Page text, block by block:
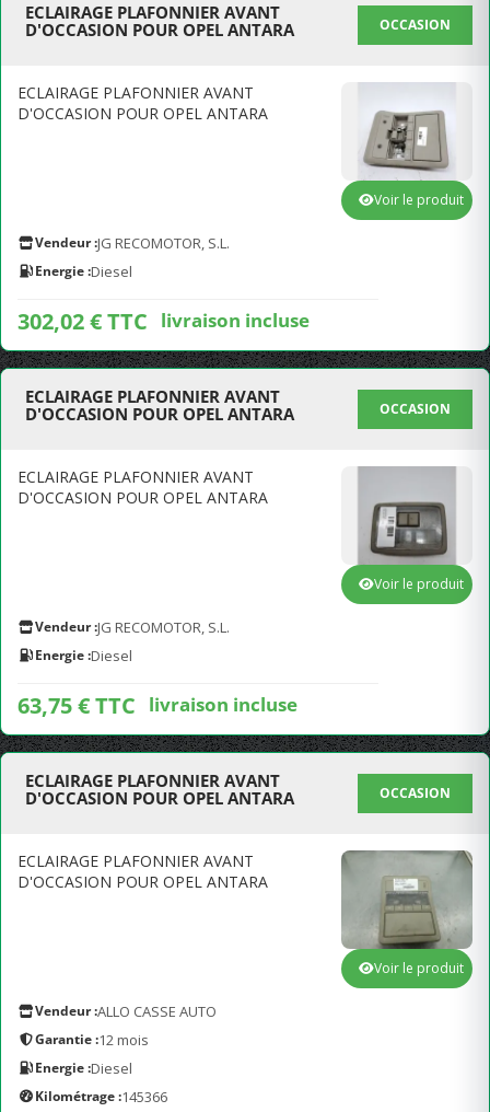
ECLAIRAGE PLAFONNIER AVANT
D'OCCASION POUR OPEL ANTARA
OCCASION
ECLAIRAGE PLAFONNIER AVANT
D'OCCASION POUR OPEL ANTARA
Vendeur :JG RECOMOTOR, S.L.
Energie :Diesel
302,02 € TTC livraison incluse
Voir le produit
ECLAIRAGE PLAFONNIER AVANT
D'OCCASION POUR OPEL ANTARA
OCCASION
ECLAIRAGE PLAFONNIER AVANT
D'OCCASION POUR OPEL ANTARA
Vendeur :JG RECOMOTOR, S.L.
Energie :Diesel
63,75 € TTC livraison incluse
Voir le produit
ECLAIRAGE PLAFONNIER AVANT
D'OCCASION POUR OPEL ANTARA
OCCASION
ECLAIRAGE PLAFONNIER AVANT
D'OCCASION POUR OPEL ANTARA
Vendeur :ALLO CASSE AUTO
Garantie :12 mois
Energie :Diesel
Kilométrage :145366
Voir le produit